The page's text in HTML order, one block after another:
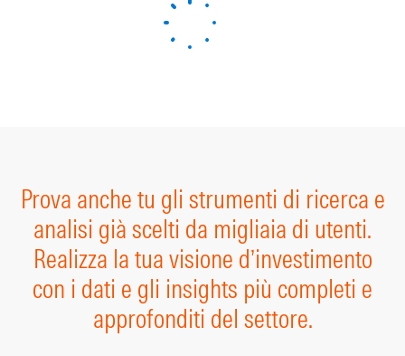
Prova anche tu gli strumenti di ricerca e
analisi già scelti da migliaia di utenti.
Realizza la tua visione d’investimento
con i dati e gli insights più completi e
approfonditi del settore.